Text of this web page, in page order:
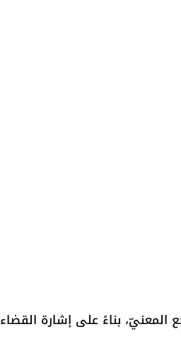
المعنيّ، بناءً على إشارة القضاء